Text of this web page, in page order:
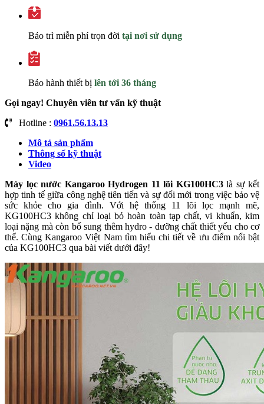
Bảo trì miễn phí trọn đời tại nơi sử dụng
Bảo hành thiết bị lên tới 36 tháng
Gọi ngay! Chuyên viên tư vấn kỹ thuật
Hotline : 0961.56.13.13
Mô tả sản phẩm
Thông số kỹ thuật
Video
Máy lọc nước Kangaroo Hydrogen 11 lõi KG100HC3là sự kết
hợp tinh tế giữa công nghệ tiên tiến và sự đổi mới trong việc bảo vệ
sức khỏe cho gia đình. Với hệ thống 11 lõi lọc mạnh mẽ,
KG100HC3 không chỉ loại bỏ hoàn toàn tạp chất, vi khuẩn, kim
loại nặng mà còn bổ sung thêm hydro - dưỡng chất thiết yếu cho cơ
thể. Cùng Kangaroo Việt Nam tìm hiểu chi tiết về ưu điểm nổi bật
của KG100HC3 qua bài viết dưới đây!